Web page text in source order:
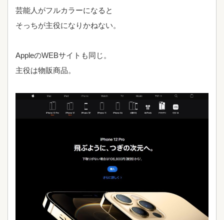
芸能人がフルカラーになると
そっちが主役になりかねない。
AppleのWEBサイトも同じ。
主役は物販商品。